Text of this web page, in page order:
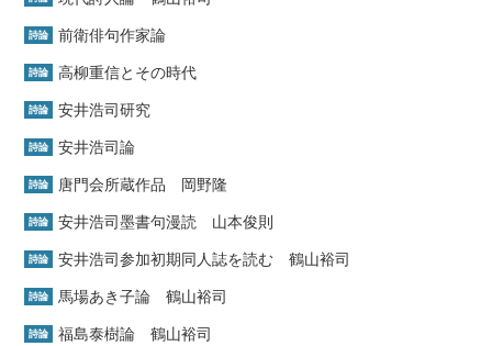
詩論 前衛俳句作家論
詩論 高柳重信とその時代
詩論 安井浩司研究
詩論 安井浩司論
詩論 唐門会所蔵作品 岡野隆
詩論 安井浩司墨書句漫読 山本俊則
詩論 安井浩司参加初期同人誌を読む 鶴山裕司
詩論 馬場あき子論 鶴山裕司
詩論 福島泰樹論 鶴山裕司